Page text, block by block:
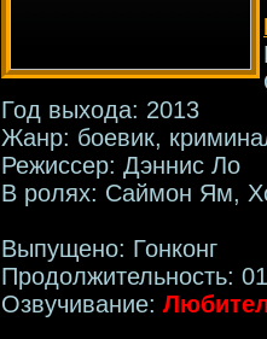
Год выхода: 2013
Жанр: боевик,
Режиссер: Дэннис Ло
В ролях: Саймон Ям,
Выпущено: Гонконг
Продолжительность:
Озвучивание: